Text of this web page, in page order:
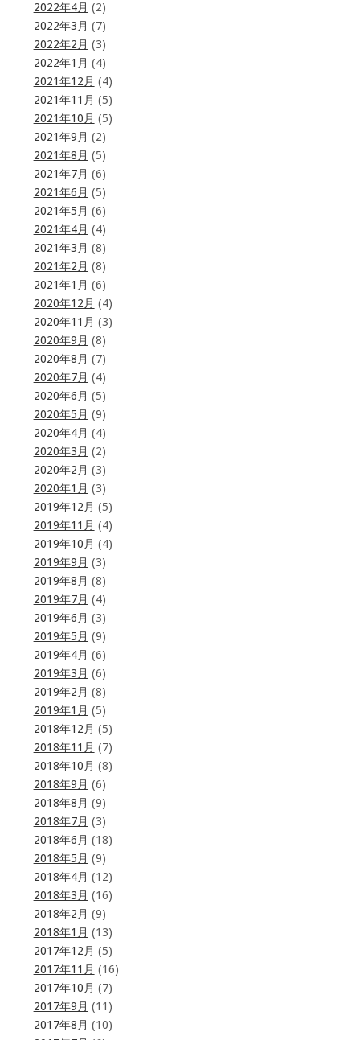
2022年4月 (2)
2022年3月 (7)
2022年2月 (3)
2022年1月 (4)
2021年12月 (4)
2021年11月 (5)
2021年10月 (5)
2021年9月 (2)
2021年8月 (5)
2021年7月 (6)
2021年6月 (5)
2021年5月 (6)
2021年4月 (4)
2021年3月 (8)
2021年2月 (8)
2021年1月 (6)
2020年12月 (4)
2020年11月 (3)
2020年9月 (8)
2020年8月 (7)
2020年7月 (4)
2020年6月 (5)
2020年5月 (9)
2020年4月 (4)
2020年3月 (2)
2020年2月 (3)
2020年1月 (3)
2019年12月 (5)
2019年11月 (4)
2019年10月 (4)
2019年9月 (3)
2019年8月 (8)
2019年7月 (4)
2019年6月 (3)
2019年5月 (9)
2019年4月 (6)
2019年3月 (6)
2019年2月 (8)
2019年1月 (5)
2018年12月 (5)
2018年11月 (7)
2018年10月 (8)
2018年9月 (6)
2018年8月 (9)
2018年7月 (3)
2018年6月 (18)
2018年5月 (9)
2018年4月 (12)
2018年3月 (16)
2018年2月 (9)
2018年1月 (13)
2017年12月 (5)
2017年11月 (16)
2017年10月 (7)
2017年9月 (11)
2017年8月 (10)